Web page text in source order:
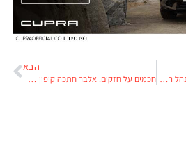
תנועת אומ"ץ: מינוי בן שושן למנהל רשות התחבורה בתל-אביב הוא "גזל הקופה הציבורית"
הבא
חכמים על חזקים: אלבר חתכה קופון על חשבון חברת הביטוח